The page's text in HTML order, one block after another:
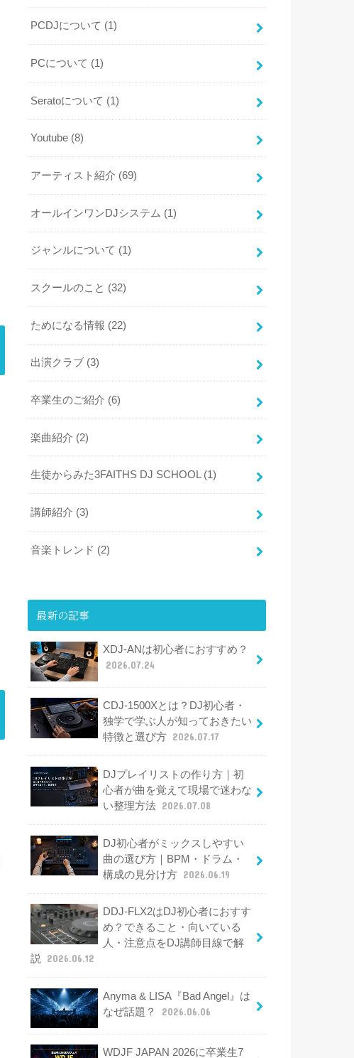
PCDJについて (1)
PCについて (1)
Seratoについて (1)
Youtube (8)
アーティスト紹介 (69)
オールインワンDJシステム (1)
ジャンルについて (1)
スクールのこと (32)
ためになる情報 (22)
出演クラブ (3)
卒業生のご紹介 (6)
楽曲紹介 (2)
生徒からみた3FAITHS DJ SCHOOL (1)
講師紹介 (3)
音楽トレンド (2)
最新の記事
XDJ-ANは初心者におすすめ？
2026.07.24
CDJ-1500Xとは？DJ初心者・
独学で学ぶ人が知っておきたい
特徴と選び方 2026.07.17
DJプレイリストの作り方｜初
心者が曲を覚えて現場で迷わな
い整理方法 2026.07.08
DJ初心者がミックスしやすい
曲の選び方｜BPM・ドラム・
構成の見分け方 2026.06.19
DDJ-FLX2はDJ初心者におすす
め？できること・向いている
人・注意点をDJ講師目線で解
説 2026.06.12
Anyma & LISA『Bad Angel』は
なぜ話題？
2026.06.06
WDJF JAPAN 2026に卒業生7